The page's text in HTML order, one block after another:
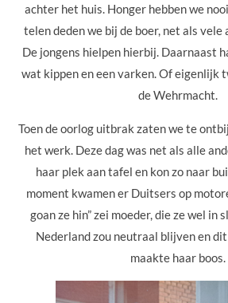
achter het huis. Honger hebben we
telen deden we bij de boer, net als vele
De jongens hielpen hierbij. Daarnaast
wat kippen en een varken. Of eigenlijk
de Wehrmacht.
Toen de oorlog uitbrak zaten we te
het werk. Deze dag was net als alle
haar plek aan tafel en kon zo naar
moment kwamen er Duitsers op
goan ze hin” zei moeder, die ze wel in
Nederland zou neutraal blijven en
maakte haar boos.